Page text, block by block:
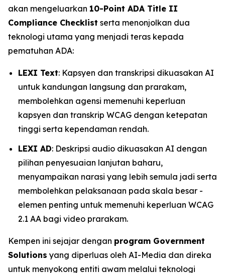
akan mengeluarkan 10-Point ADA Title II
Compliance Checklist serta menonjolkan dua
teknologi utama yang menjadi teras kepada
pematuhan ADA:
LEXI Text: Kapsyen dan transkripsi dikuasakan AI
untuk kandungan langsung dan prarakam,
membolehkan agensi memenuhi keperluan
kapsyen dan transkrip WCAG dengan ketepatan
tinggi serta kependaman rendah.
LEXI AD: Deskripsi audio dikuasakan AI dengan
pilihan penyesuaian lanjutan baharu,
menyampaikan narasi yang lebih semula jadi serta
membolehkan pelaksanaan pada skala besar -
elemen penting untuk memenuhi keperluan WCAG
2.1 AA bagi video prarakam.
Kempen ini sejajar dengan program Government
Solutions yang diperluas oleh AI-Media dan direka
untuk menyokong entiti awam melalui teknologi